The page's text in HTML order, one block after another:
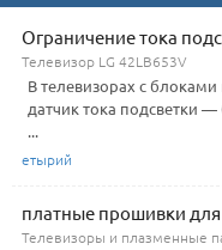
Ограничение тока
Телевизор LG 42LB653V
В телевизорах с блоками
датчик тока подсветки —
...
етырий
платные прошивки
Телевизоры и плазменные